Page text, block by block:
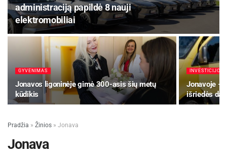
administraciją papildė 8 nauji
elektromobiliai
GYVENIMAS
Jonavos ligoninėje gimė 300-asis šių metų
kūdikis
INVESTICIJOS
Jonavoje –
išriedės
Pradžia » Žinios » Jonava
Jonava